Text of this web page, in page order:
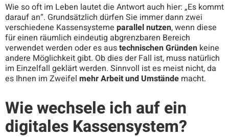
Wie so oft im Leben lautet die Antwort auch hier: „Es kommt
darauf an“. Grundsätzlich dürfen Sie immer dann zwei
verschiedene Kassensysteme parallel nutzen, wenn diese
für einen räumlich eindeutig abgrenzbaren Bereich
verwendet werden oder es austechnischen Gründen keine
andere Möglichkeit gibt. Ob dies der Fall ist, muss natürlich
im Einzelfall geklärt werden. Sinnvoll ist es meist nicht, da
es Ihnen im Zweifel mehr Arbeit und Umstände macht.
Wie wechsele ich auf ein
digitales Kassensystem?